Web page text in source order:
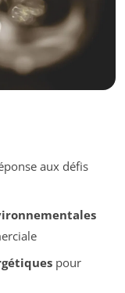
aux défis
pour